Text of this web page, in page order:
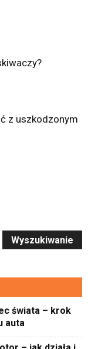
z uszkodzonym
świata – krok
auta